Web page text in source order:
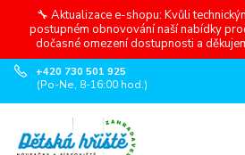
🔧 Aktualizace e-shopu: Kvůli
postupném obnovování naší nabídky
dočasné omezení dostupnosti a
+420 730 501 925
(Po-Ne, 8-16:00 hod.)